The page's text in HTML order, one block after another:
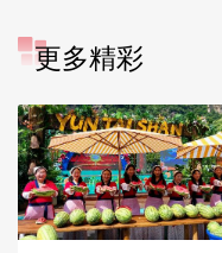
更多精彩